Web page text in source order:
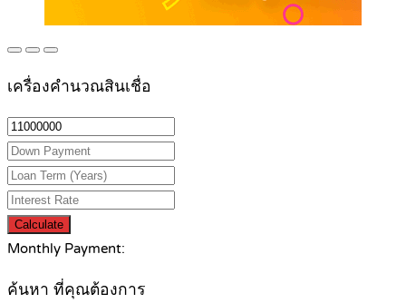
เครื่องคำนวณสินเชื่อ
Calculate
Monthly Payment:
ค้นหา ที่คุณต้องการ